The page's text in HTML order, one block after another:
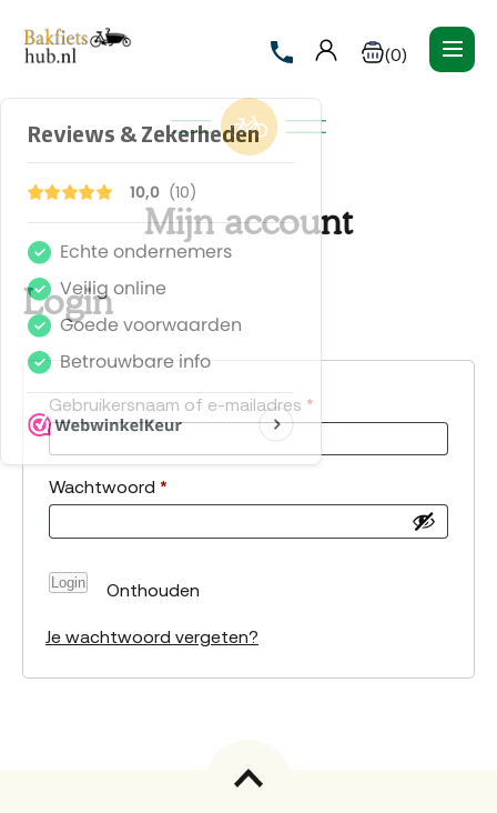
(0)
Mijn account
Login
Gebruikersnaam of e-mailadres *
Wachtwoord *
Onthouden
Login
Je wachtwoord vergeten?